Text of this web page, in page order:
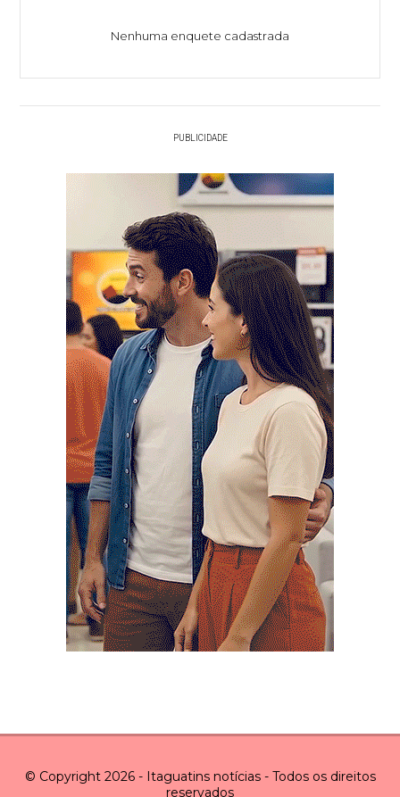
Nenhuma enquete cadastrada
PUBLICIDADE
© Copyright 2026 - Itaguatins notícias - Todos os direitos
reservados